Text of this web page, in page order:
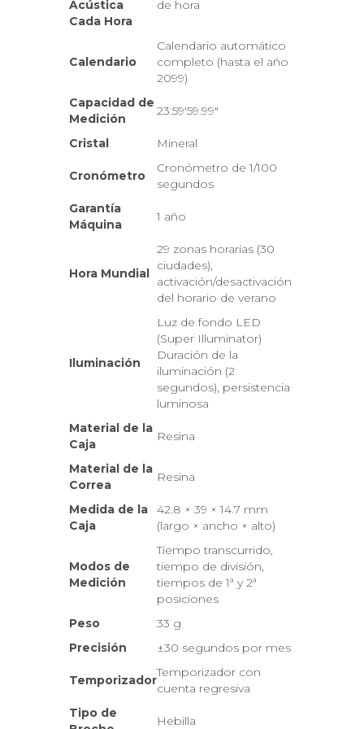
Acústica
Cada Hora
de hora
Calendario
Calendario automático
completo (hasta el año
2099)
Capacidad de
Medición
23:59'59.99"
Cristal Mineral
Cronómetro
Cronómetro de 1/100
segundos
Garantía
Máquina
1 año
Hora Mundial
29 zonas horarias (30
ciudades),
activación/desactivación
del horario de verano
Iluminación
Luz de fondo LED
(Super Illuminator)
Duración de la
iluminación (2
segundos), persistencia
luminosa
Material de la
Caja
Resina
Material de la
Correa
Resina
Medida de la
Caja
42.8 × 39 × 14.7 mm
(largo × ancho × alto)
Modos de
Medición
Tiempo transcurrido,
tiempo de división,
tiempos de 1ª y 2ª
posiciones
Peso
33 g
Precisión
±30 segundos por mes
Temporizador
Temporizador con
cuenta regresiva
Tipo de
Hebilla